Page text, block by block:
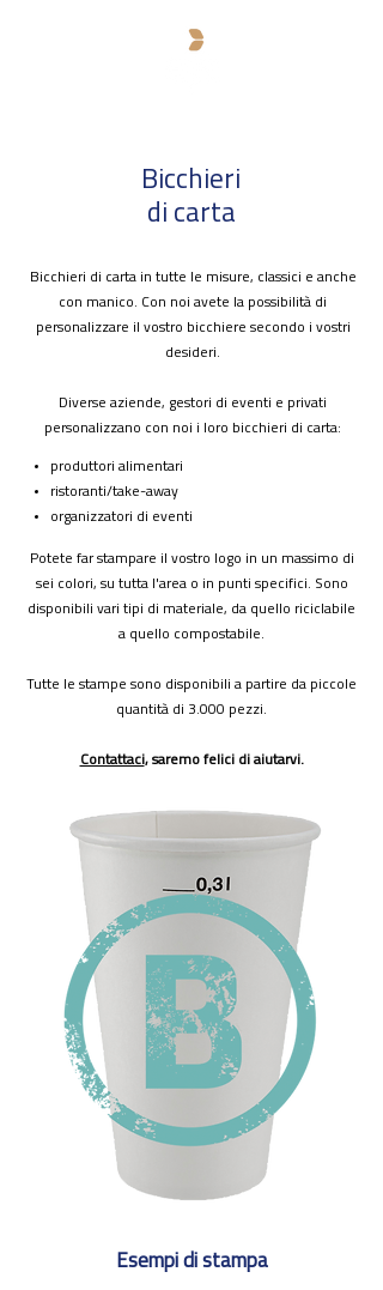
Bicchieri
di carta
Bicchieri di carta in tutte le misure, classici e anche
con manico. Con noi avete la possibilità di
personalizzare il vostro bicchiere secondo i vostri
desideri.
Diverse aziende, gestori di eventi e privati
personalizzano con noi i loro bicchieri di carta:
produttori alimentari
ristoranti/take-away
organizzatori di eventi
Potete far stampare il vostro logo in un massimo di
sei colori, su tutta l'area o in punti specifici. Sono
disponibili vari tipi di materiale, da quello riciclabile
a quello compostabile.
Tutte le stampe sono disponibili a partire da piccole
quantità di 3.000 pezzi.
Contattaci, saremo felici di aiutarvi.
Esempi di stampa